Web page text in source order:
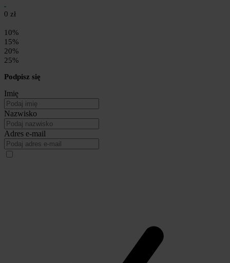
0 zł
10%
15%
20%
25%
Podpisz się
Imię
Nazwisko
Adres e-mail